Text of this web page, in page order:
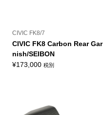
CIVIC FK8/7
CIVIC FK8 Carbon Rear Gar
nish/SEIBON
¥173,000 税別